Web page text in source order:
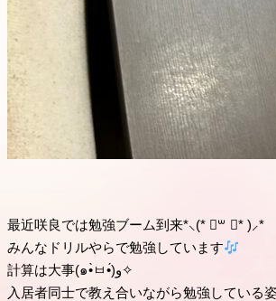
最近咲良では勉強ブーム到来*⸜(* ॑꒳ ॑* )⸝*
みんなドリルやらで勉強しています
計算は大事(๑•̀ㅂ•́)و✧
入居者同士で教え合いながら勉強している